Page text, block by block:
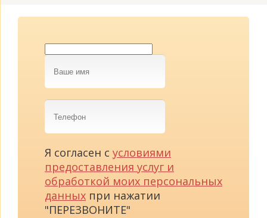
Ваше
имя
Телефон
Я согласен с условиями
предоставления услуг и
обработкой моих персональных
данных при нажатии
"ПЕРЕЗВОНИТЕ"